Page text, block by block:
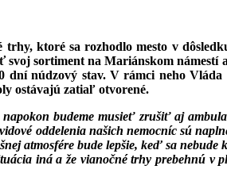
ktoré sa rozhodlo mesto v
sortiment na Mariánskom námestí
dní núdzový stav. V rámci neho Vláda
ostávajú zatiaľ otvorené.
budeme musieť zrušiť aj
oddelenia našich nemocníc sú
atmosfére bude lepšie, keď sa
iná a že vianočné trhy prebehnú v